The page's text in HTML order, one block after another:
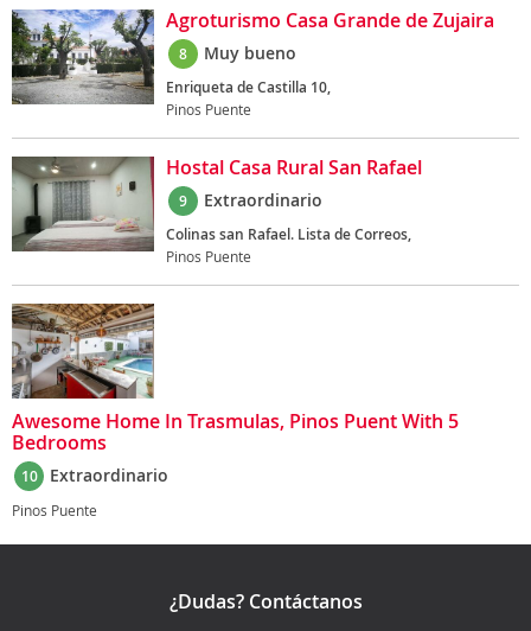
Agroturismo Casa Grande de Zujaira
8 Muy bueno
Enriqueta de Castilla 10,
Pinos Puente
Hostal Casa Rural San Rafael
9 Extraordinario
Colinas san Rafael. Lista de Correos,
Pinos Puente
Awesome Home In Trasmulas, Pinos Puent With 5
Bedrooms
10 Extraordinario
Pinos Puente
¿Dudas? Contáctanos